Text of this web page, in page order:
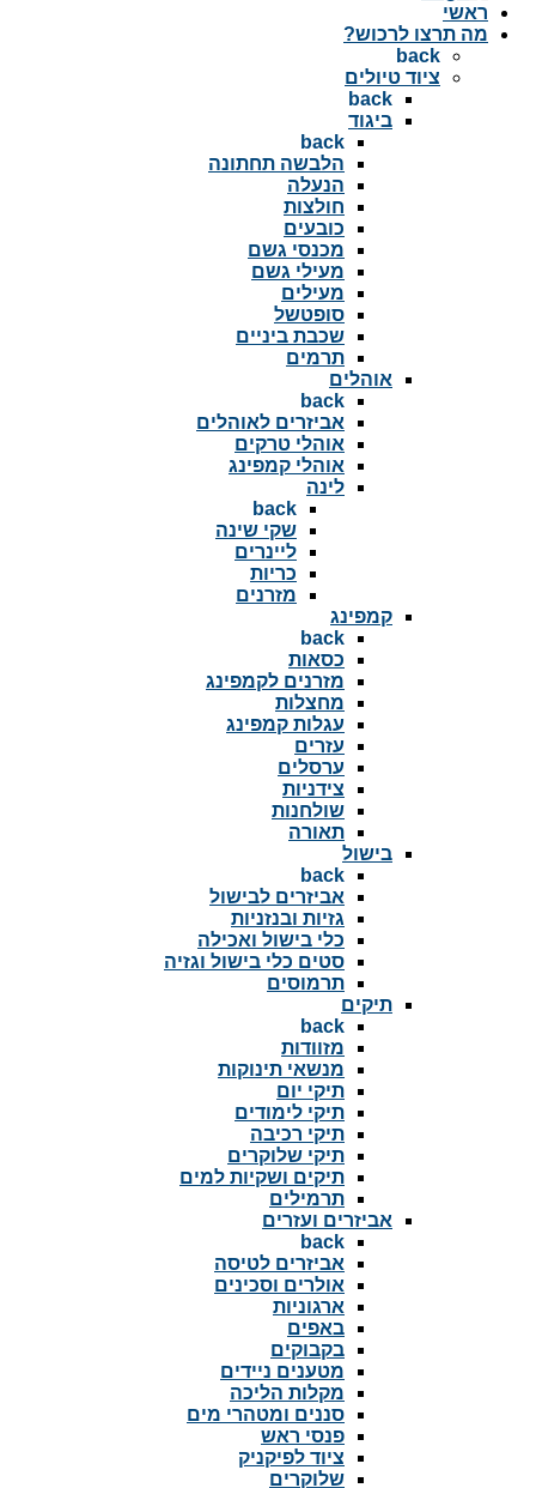
ראשי
מה תרצו לרכוש?
back
ציוד טיולים
back
ביגוד
back
הלבשה תחתונה
הנעלה
חולצות
כובעים
מכנסי גשם
מעילי גשם
מעילים
סופטשל
שכבת ביניים
תרמים
אוהלים
back
אביזרים לאוהלים
אוהלי טרקים
אוהלי קמפינג
לינה
back
שקי שינה
ליינרים
כריות
מזרנים
קמפינג
back
כסאות
מזרנים לקמפינג
מחצלות
עגלות קמפינג
עזרים
ערסלים
צידניות
שולחנות
תאורה
בישול
back
אביזרים לבישול
גזיות ובנזניות
כלי בישול ואכילה
סטים כלי בישול וגזיה
תרמוסים
תיקים
back
מזוודות
מנשאי תינוקות
תיקי יום
תיקי לימודים
תיקי רכיבה
תיקי שלוקרים
תיקים ושקיות למים
תרמילים
אביזרים ועזרים
back
אביזרים לטיסה
אולרים וסכינים
ארגוניות
באפים
בקבוקים
מטענים ניידים
מקלות הליכה
סננים ומטהרי מים
פנסי ראש
ציוד לפיקניק
שלוקרים